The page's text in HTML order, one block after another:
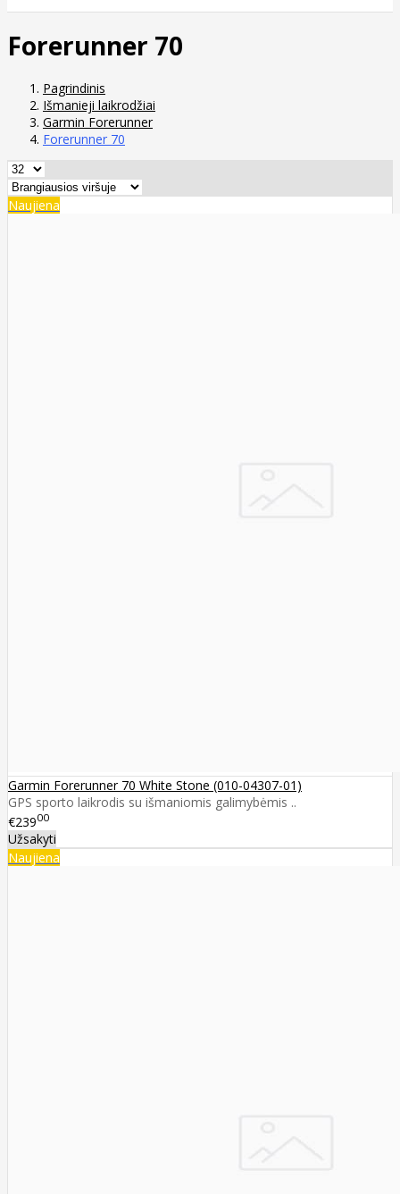
Forerunner 70
Pagrindinis
Išmanieji laikrodžiai
Garmin Forerunner
Forerunner 70
Naujiena
Garmin Forerunner 70 White Stone (010-04307-01)
GPS sporto laikrodis su išmaniomis galimybėmis ..
€23900
Užsakyti
Naujiena